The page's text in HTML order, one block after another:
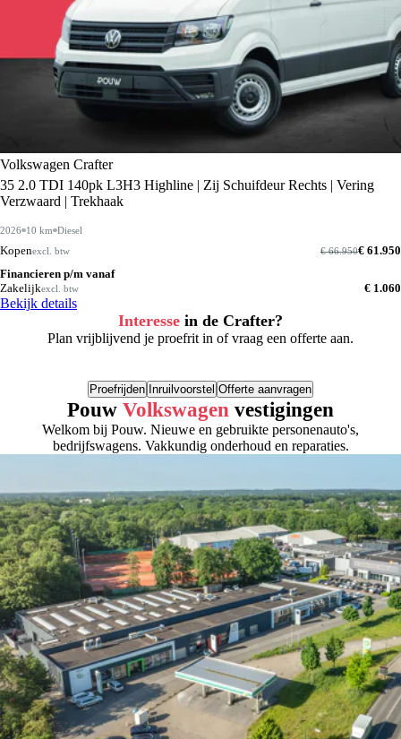
Volkswagen Crafter
35 2.0 TDI 140pk L3H3 Highline | Zij Schuifdeur Rechts | Vering
Verzwaard | Trekhaak
2026 10 km Diesel
Kopenexcl. btw € 61.950
€ 66.950
Financieren p/m vanaf
Zakelijkexcl. btw € 1.060
Bekijk details
Interesse in de Crafter?
Plan vrijblijvend je proefrit in of vraag een offerte aan.
Proefrijden Inruilvoorstel Offerte aanvragen
Pouw Volkswagen vestigingen
Welkom bij Pouw. Nieuwe en gebruikte personenauto's,
bedrijfswagens. Vakkundig onderhoud en reparaties.